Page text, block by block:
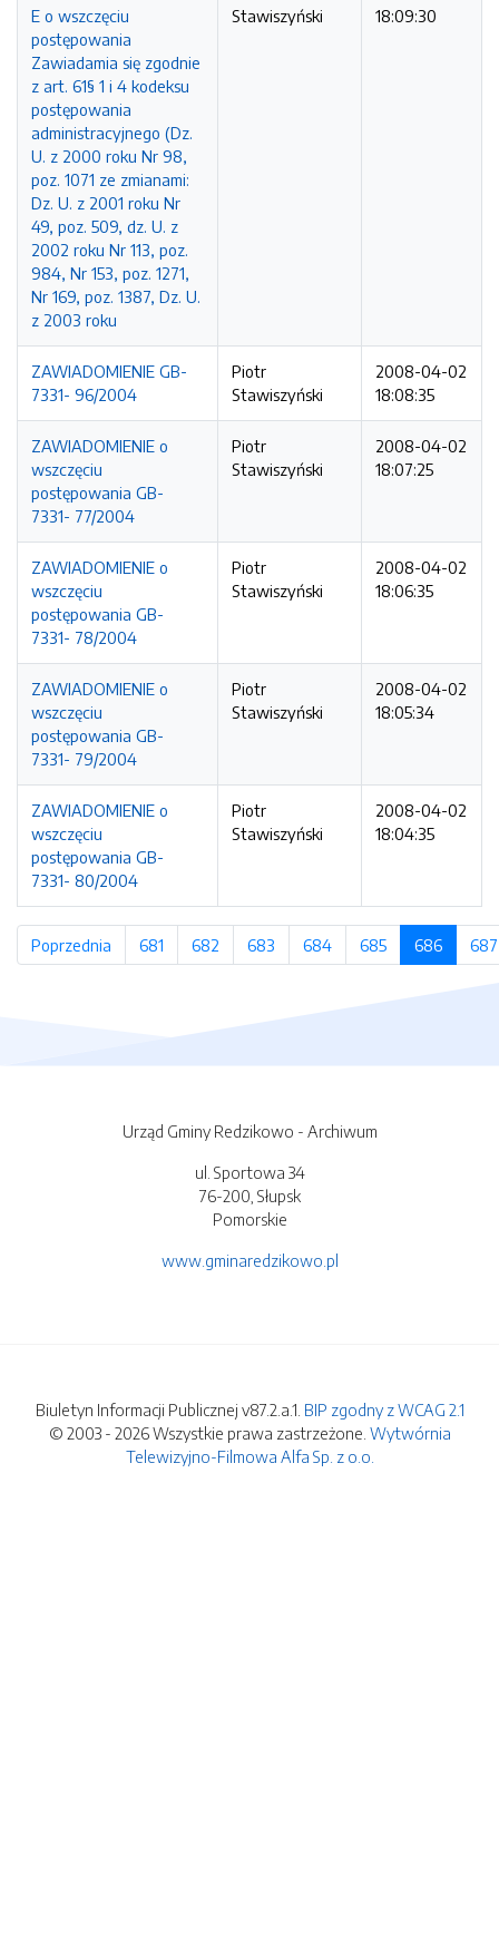
E o wszczęciu
postępowania
Zawiadamia się zgodnie
z art. 61§ 1 i 4 kodeksu
postępowania
administracyjnego (Dz.
U. z 2000 roku Nr 98,
poz. 1071 ze zmianami:
Dz. U. z 2001 roku Nr
49, poz. 509, dz. U. z
2002 roku Nr 113, poz.
984, Nr 153, poz. 1271,
Nr 169, poz. 1387, Dz. U.
z 2003 roku
Stawiszyński
18:09:30
ZAWIADOMIENIE GB-
7331- 96/2004
Piotr
Stawiszyński
2008-04-02
18:08:35
ZAWIADOMIENIE o
wszczęciu
postępowania GB-
7331- 77/2004
Piotr
Stawiszyński
2008-04-02
18:07:25
ZAWIADOMIENIE o
wszczęciu
postępowania GB-
7331- 78/2004
Piotr
Stawiszyński
2008-04-02
18:06:35
ZAWIADOMIENIE o
wszczęciu
postępowania GB-
7331- 79/2004
Piotr
Stawiszyński
2008-04-02
18:05:34
ZAWIADOMIENIE o
wszczęciu
postępowania GB-
7331- 80/2004
Piotr
Stawiszyński
2008-04-02
18:04:35
Poprzednia strona
681 strona
682 strona
683 strona
684 strona
685 strona
686 687
Urząd Gminy Redzikowo - Archiwum
ul. Sportowa 34
76-200, Słupsk
Pomorskie
www.gminaredzikowo.pl
Biuletyn Informacji Publicznej v87.2.a.1. BIP zgodny z WCAG 2.1
© 2003 - 2026 Wszystkie prawa zastrzeżone. Wytwórnia
Telewizyjno-Filmowa Alfa Sp. z o.o.